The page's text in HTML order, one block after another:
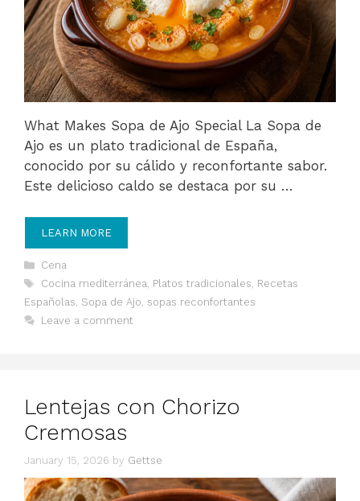
What Makes Sopa de Ajo Special La Sopa de
Ajo es un plato tradicional de España,
conocido por su cálido y reconfortante sabor.
Este delicioso caldo se destaca por su …
LEARN MORE
Categories
Cena
Tags
Cocina mediterránea, Platos tradicionales, Recetas
Españolas, Sopa de Ajo, sopas reconfortantes
Leave a comment
Lentejas con Chorizo
Cremosas
January 15, 2026 by Gettse